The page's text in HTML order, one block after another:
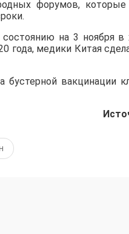
форумов,
на 3 ноября в
года, медики Китая
бустерной вакцинации